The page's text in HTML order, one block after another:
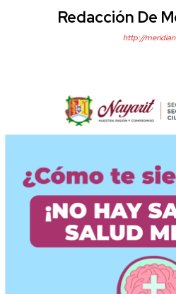
Redacción De
http://